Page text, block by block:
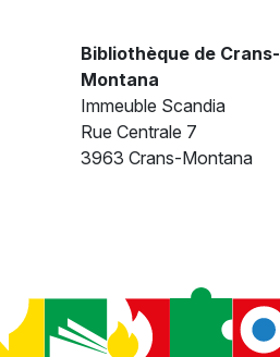
Bibliothèque de Crans-
Montana
Immeuble Scandia
Rue Centrale 7
3963 Crans-Montana